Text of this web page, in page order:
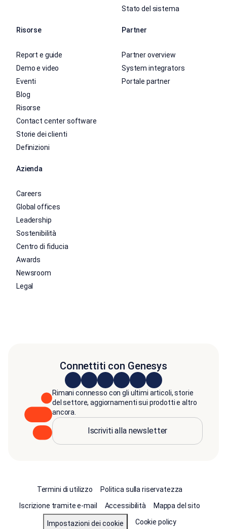
Stato del sistema
Risorse
Report e guide
Demo e video
Eventi
Blog
Risorse
Contact center software
Storie dei clienti
Definizioni
Partner
Partner overview
System integrators
Portale partner
Azienda
Careers
Global offices
Leadership
Sostenibilità
Centro di fiducia
Awards
Newsroom
Legal
Connettiti con Genesys
Rimani connesso con gli ultimi articoli, storie
del settore, aggiornamenti sui prodotti e altro
ancora.
Iscriviti alla newsletter
Termini di utilizzo
Politica sulla riservatezza
Iscrizione tramite e-mail
Accessibilità Mappa del sito
Impostazioni dei cookie Cookie policy